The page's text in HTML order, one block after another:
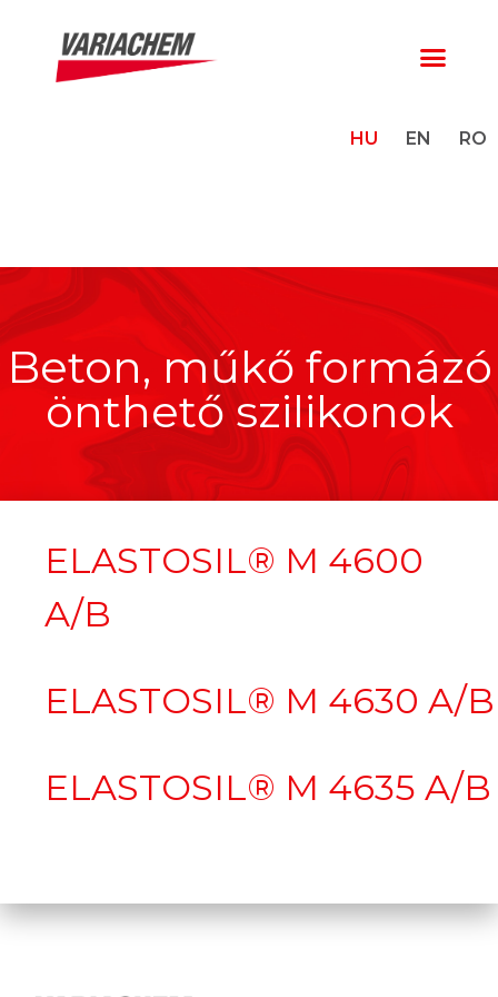
HU EN RO
Beton, műkő formázó
önthető szilikonok
ELASTOSIL® M 4600
A/B
ELASTOSIL® M 4630 A/B
ELASTOSIL® M 4635 A/B